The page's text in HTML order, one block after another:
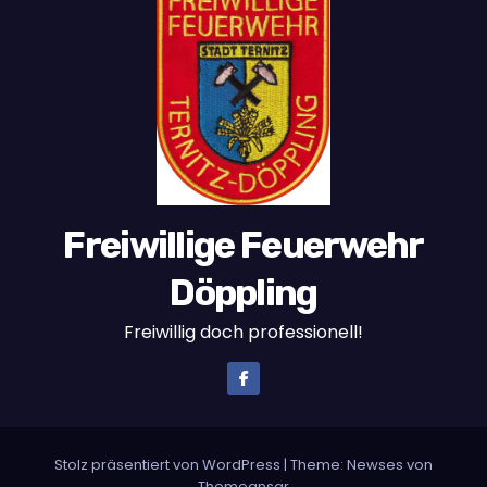
Freiwillige Feuerwehr
Döppling
Freiwillig doch professionell!
Stolz präsentiert von WordPress | Theme: Newses von